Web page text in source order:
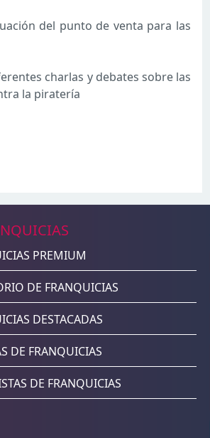
del punto de venta para las
charlas y debates sobre las
la piratería
PREMIUM
DE FRANQUICIAS
DESTACADAS
DE FRANQUICIAS
DE FRANQUICIAS